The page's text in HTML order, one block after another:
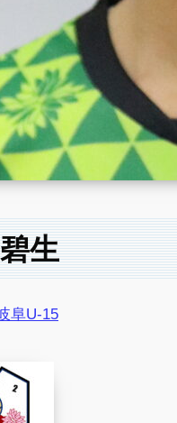
生
阜U-15